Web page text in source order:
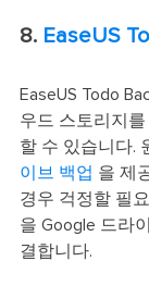
8. EaseUS
EaseUS Todo
우드 스토리지
할 수 있습니다.
이브 백업 을 제
경우 걱정할 필
을 Google 드라
결합니다.